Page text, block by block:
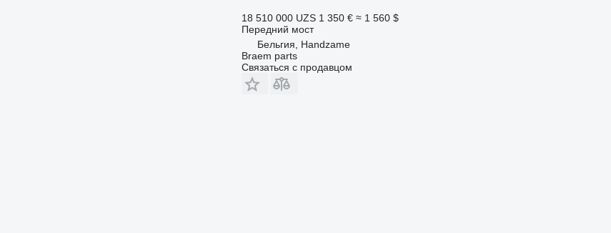
18 510 000 UZS 1 350 € ≈ 1 560 $
Передний мост
Бельгия, Handzame
Braem parts
Связаться с продавцом